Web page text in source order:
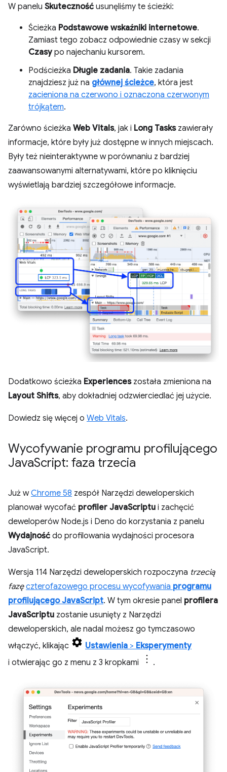
W panelu Skuteczność usunęliśmy te ścieżki:
Ścieżka Podstawowe wskaźniki internetowe.
Zamiast tego zobacz odpowiednie czasy w sekcji
Czasypo najechaniu kursorem.
Podścieżka Długie zadania. Takie zadania
znajdziesz już na głównej ścieżce, która jest
zacieniona na czerwono i oznaczona czerwonym
trójkątem.
Zarówno ścieżka Web Vitals, jak i Long Taskszawierały
informacje, które były już dostępne w innych miejscach.
Były też nieinteraktywne w porównaniu z bardziej
zaawansowanymi alternatywami, które po kliknięciu
wyświetlają bardziej szczegółowe informacje.
Dodatkowo ścieżka Experienceszostała zmieniona na
Layout Shifts, aby dokładniej odzwierciedlać jej użycie.
Dowiedz się więcej o Web Vitals.
Wycofywanie programu profilującego
JavaScript: faza trzecia
Już wChrome 58 zespół Narzędzi deweloperskich
planował wycofać profiler JavaScriptu i zachęcić
deweloperów Node.js i Deno do korzystania z panelu
Wydajność do profilowania wydajności procesora
JavaScript.
Wersja 114 Narzędzi deweloperskich rozpoczyna trzecią
fazę czterofazowego procesu wycofywania programu
profilującego JavaScript. W tym okresie panel profilera
JavaScriptu zostanie usunięty z Narzędzi
deweloperskich, ale nadal możesz go tymczasowo
włączyć, klikając
Ustawienia > Eksperymenty
i otwierając go z menu z 3 kropkami
.